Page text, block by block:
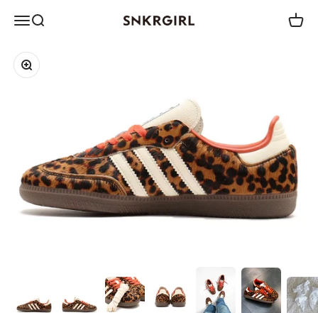
メニュー
検索 SNKRGIRL STORE カート
ズームイン